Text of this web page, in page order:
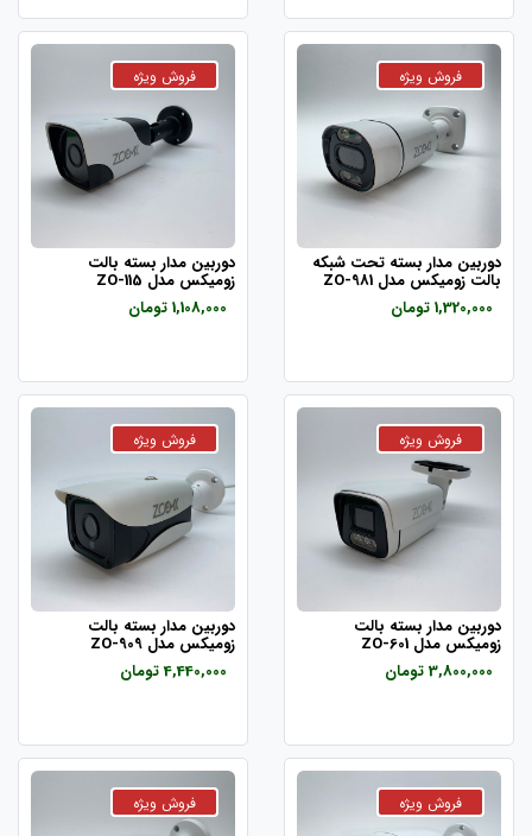
دوربین مدار بسته تحت شبکه
بالت زومیکس مدل ZO-981
1,320,000 تومان
دوربین مدار بسته بالت
زومیکس مدل ZO-115
1,108,000 تومان
دوربین مدار بسته بالت
زومیکس مدل ZO-601
3,800,000 تومان
دوربین مدار بسته بالت
زومیکس مدل ZO-909
4,440,000 تومان